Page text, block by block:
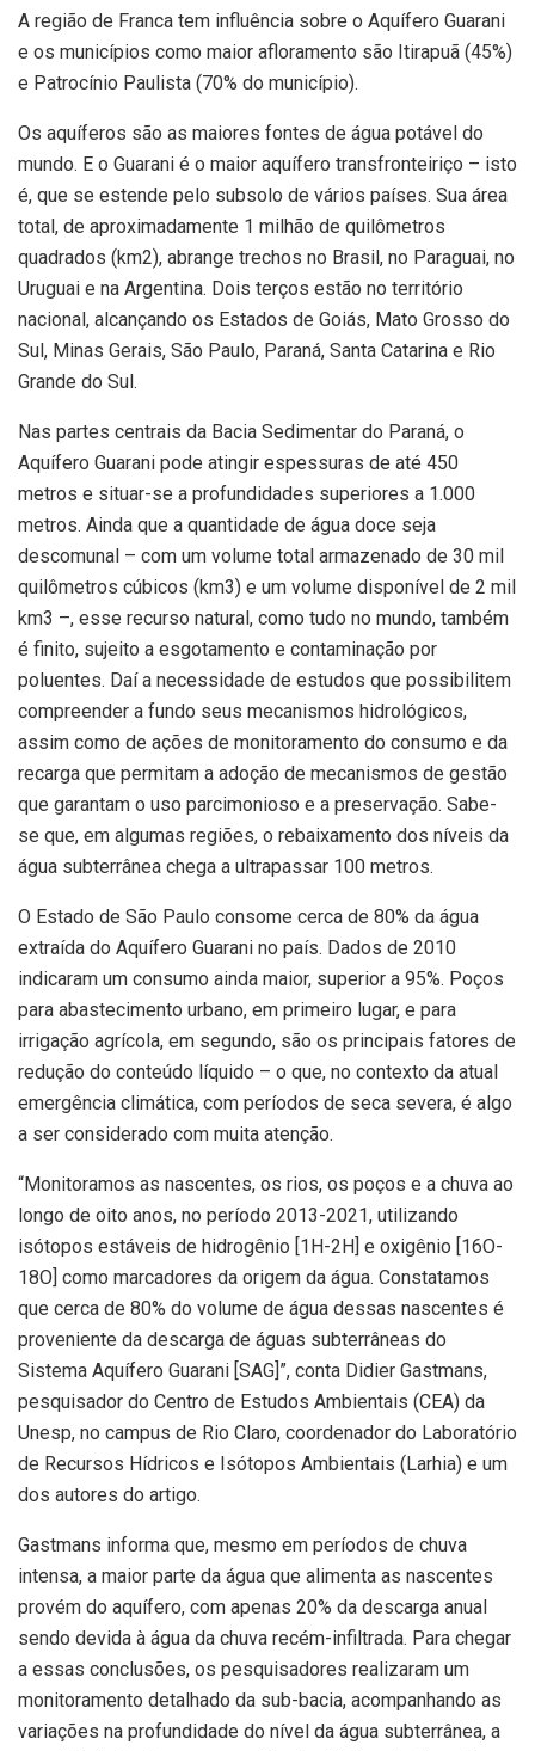
A região de Franca tem influência sobre o Aquífero Guarani
e os municípios como maior afloramento são Itirapuã (45%)
e Patrocínio Paulista (70% do município).
Os aquíferos são as maiores fontes de água potável do
mundo. E o Guarani é o maior aquífero transfronteiriço – isto
é, que se estende pelo subsolo de vários países. Sua área
total, de aproximadamente 1 milhão de quilômetros
quadrados (km2), abrange trechos no Brasil, no Paraguai, no
Uruguai e na Argentina. Dois terços estão no território
nacional, alcançando os Estados de Goiás, Mato Grosso do
Sul, Minas Gerais, São Paulo, Paraná, Santa Catarina e Rio
Grande do Sul.
Nas partes centrais da Bacia Sedimentar do Paraná, o
Aquífero Guarani pode atingir espessuras de até 450
metros e situar-se a profundidades superiores a 1.000
metros. Ainda que a quantidade de água doce seja
descomunal – com um volume total armazenado de 30 mil
quilômetros cúbicos (km3) e um volume disponível de 2 mil
km3 –, esse recurso natural, como tudo no mundo, também
é finito, sujeito a esgotamento e contaminação por
poluentes. Daí a necessidade de estudos que possibilitem
compreender a fundo seus mecanismos hidrológicos,
assim como de ações de monitoramento do consumo e da
recarga que permitam a adoção de mecanismos de gestão
que garantam o uso parcimonioso e a preservação. Sabe-
se que, em algumas regiões, o rebaixamento dos níveis da
água subterrânea chega a ultrapassar 100 metros.
O Estado de São Paulo consome cerca de 80% da água
extraída do Aquífero Guarani no país. Dados de 2010
indicaram um consumo ainda maior, superior a 95%. Poços
para abastecimento urbano, em primeiro lugar, e para
irrigação agrícola, em segundo, são os principais fatores de
redução do conteúdo líquido – o que, no contexto da atual
emergência climática, com períodos de seca severa, é algo
a ser considerado com muita atenção.
“Monitoramos as nascentes, os rios, os poços e a chuva ao
longo de oito anos, no período 2013-2021, utilizando
isótopos estáveis de hidrogênio [1H-2H] e oxigênio [16O-
18O] como marcadores da origem da água. Constatamos
que cerca de 80% do volume de água dessas nascentes é
proveniente da descarga de águas subterrâneas do
Sistema Aquífero Guarani [SAG]”, conta Didier Gastmans,
pesquisador do Centro de Estudos Ambientais (CEA) da
Unesp, no campus de Rio Claro, coordenador do Laboratório
de Recursos Hídricos e Isótopos Ambientais (Larhia) e um
dos autores do artigo.
Gastmans informa que, mesmo em períodos de chuva
intensa, a maior parte da água que alimenta as nascentes
provém do aquífero, com apenas 20% da descarga anual
sendo devida à água da chuva recém-infiltrada. Para chegar
a essas conclusões, os pesquisadores realizaram um
monitoramento detalhado da sub-bacia, acompanhando as
variações na profundidade do nível da água subterrânea, a